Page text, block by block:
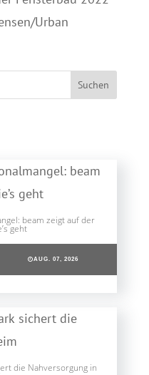
Urban
beam zeigt auf der
geht
AUG. 07, 2026
die Nahversorgung in